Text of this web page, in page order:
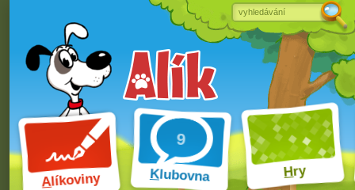
Alíkoviny Klubovna Hry